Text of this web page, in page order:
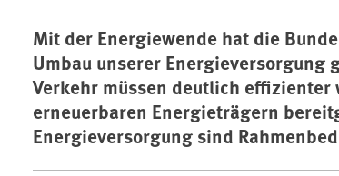
Mit der Energiewende hat die
Umbau unserer Energieversorgung
Verkehr müssen deutlich
erneuerbaren Energieträgern
Energieversorgung sind